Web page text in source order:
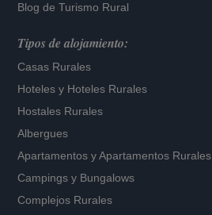
Blog de Turismo Rural
Tipos de alojamiento:
Casas Rurales
Hoteles y Hoteles Rurales
Hostales Rurales
Albergues
Apartamentos yApartamentos Rurales
Campings y Bungalows
Complejos Rurales